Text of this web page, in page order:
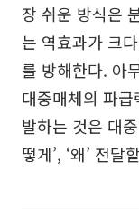
장 쉬운 방식은
는 역효과가 크
를 방해한다. 아
대중매체의 파
발하는 것은 대
떻게’, ‘왜’ 전